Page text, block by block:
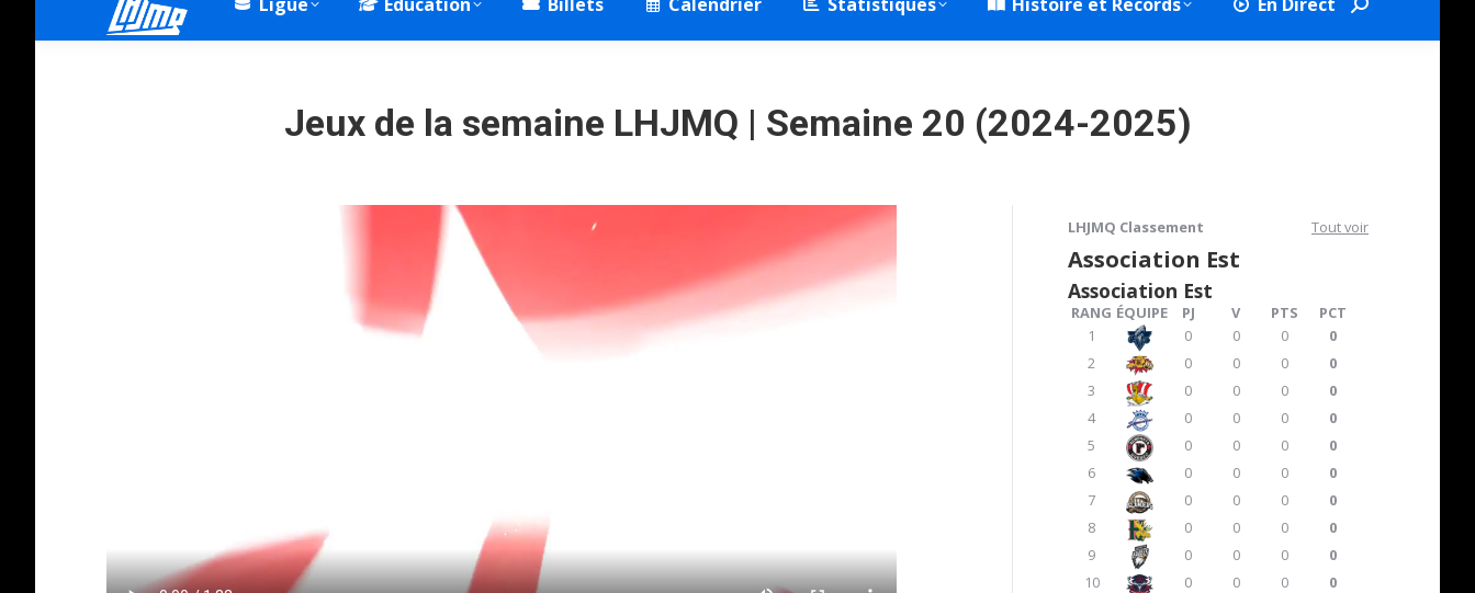
Search:
Jeux de la semaine LHJMQ | Semaine 20 (2024-2025)
LHJMQ Classement Tout voir
Association Est
Association Est
RANG ÉQUIPE PJ V PTS
PCT
1
0 0 0
0
2
0 0 0
0
3
0 0 0
0
4
0 0 0
0
5
0 0 0
0
6
0 0 0
0
7
0 0 0
0
8
0 0 0
0
9
0 0 0
0
10
0 0 0 0